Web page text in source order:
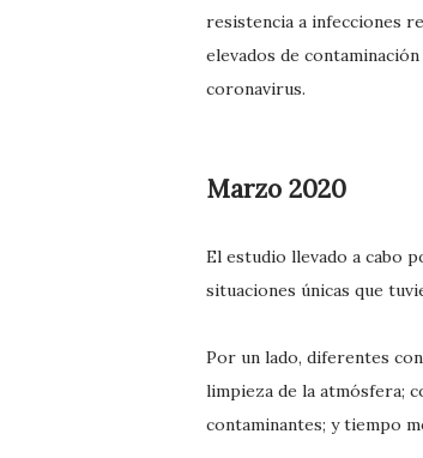
resistencia a infecciones
elevados de
coronavirus.
Marzo 2020
El estudio llevado a cabo
situaciones únicas que
Por un lado, diferentes
limpieza de la atmósfera;
contaminantes; y tiempo